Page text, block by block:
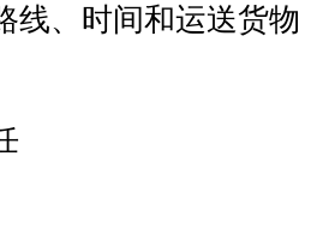
线、时间和运送货物